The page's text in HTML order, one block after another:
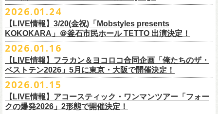
◎「モンキーTシャツ」
価格：￥3,700(税込)
ボディ：ビッグシルエット
カラー：ホワイト、アシッドブルー
素材 ： 綿100％
・クラブカウンターアクション宮古店頭
〒027-0083 岩手県宮古市大通２丁目６－１１
注意事項
東北地方在住者のみの先着販売となります
１人１枚のみ購入可能
住所記載の身分証確認持参の上、 それぞれのライブハウス店頭にて販売
します
購入は現金のみとなります
転売は固く禁止とさせていただきます
公演当日も身分証を確認させて頂きます（U-22割も同様）
当日11:30〜整列開始いたします
一般チケット発売日：3月28日(土)10:00
プレイガイドなど詳細はライブページにてご確認くださ
いhttps://flowercompanyz.com/live/
nest 6F / Spotify O-Crest
duo MUSIC EXCHANGE /
clubasia / LOFT9 shibuya / WOMBLIVE /
shibuya 7thFLOOR
主催:やついいちろう
他出演者、チケットなど詳細：以下よりご確認ください
【YATSUI FESTIVAL! 2026 WEB INFORMATION】
オフィシャルサイト：https://yatsui-fes.com
オフィシャルX： https://x.com/YATSUIFES
オフィシャルFacebook：
https://www.facebook.com/YATSUIFES
オフィシャルInstagram ：https://www.instagram.com/yatsuifes/
会場：新代田FEVER
出演：ホフディラン
ゲストベーシスト：ウエノコウジ（the HIATUS / Radio Caroline)、グレ
ートマエカワ (フラワーカンパニーズ) 、junko（打首獄門同好会）、and
more,,,
来場チケット：前売り：¥5,300+1drink 当日：¥5,800+1drink
配信チケット：前売り配信視聴券：¥3,000
当日・アーカイブ配信視聴券：¥3,500
＊お得な来場＆配信チケット：前売り：¥7,000+1drink
チケット発売：
ホフディランオフィシャルFC先行(抽選)：3/19(木)
ローソンチケット
ネクストロード 03-5114-7444（平日14:00〜18:00）
◎フラワーカンパニーズpresents『シリーズ・
・5月30日(土) 開場 16:30 / 開演 17:00
会場：奈良NEVER LAND
出演：フラワーカンパニーズ/SCOOBIE DO
チケット料金：前売り¥5.200(税込/D別/整理番号付)
一般チケット発売日：2026年3月8日(日)
プレイガイド：
イープラス
6月から開催するフラワーカンパニーズのアコースティック企画の新たな
試みとなる歌とアコースティックギター一本とコーラスと小物の楽器な
どで構成するライヴ「フォークの爆発2026 ミニマル巡業 〜うたとギター
とコーラスと〜」の一般チケット発売が3/8(日)10:00よりスタート！
◎「フォークの爆発2026 ミニマル巡業 〜うたとギターとコーラスと〜」
＊ミニマル巡業とは『
本とコーラスと小物の楽器などで構成するライヴ』です
6/8(月)京都・紫明会館 18:30/19:00 問：SOLE CAFE
6月から開催するフラワーカンパニーズのアコースティック企画の新たな
試みとなる歌とアコースティックギター一本とコーラスと小
どで構成するライヴ「フォークの爆発2026 ミニマル巡業 〜うたとギター
とコーラスと〜」に札幌公演の追加が決定！
ウジ（the HIATUS、Radio
Caroline／広島東洋カープ）、オカモト”MOBY”タクヤ (SCOOBIE DO ／
MLB解説者)、グレート
マエカワ（フラワーカンパニーズ／中日ドラゴンズ）、樋口豊
（BUCK∞TICK／阪神タイガース）
司会：金光裕史（音楽と人編集部／阪神タイガース）
料金：前売￥4,000 ※税込／要1オーダー（500円以上）
チケット発売日：2月28日（土）11時〜
※購入枚数制限あり／お一人様2枚まで
※チケットの整理番号順での入場となります。
日時：2026年4月19日(日) 開場15:30 / 開演16:00
会場：福島OUT LINE
出演：鶴、フラワーカンパニーズ
チケット料金：¥4800(税込/オールスタンディング/ドリンク代別途要)
一般チケット発売日：2月21日(土)
問い合わせ：GIPお問合せフォーム→https://www.gip-web.co.jp/t/info
2026.01.24
【LIVE情報】3/20(金祝)「Mobstyles presents
KOKOKARA」＠釜石市民ホール TETTO 出演決定！
2026.01.16
【LIVE情報】フラカン＆ヨコロコ合同企画「俺たちのザ・
ベストテン2026」5月に東京・大阪で開催決定！
2026.01.15
【LIVE情報】アコースティック・ワンマンツアー「フォー
クの爆発2026」2形態で開催決定！